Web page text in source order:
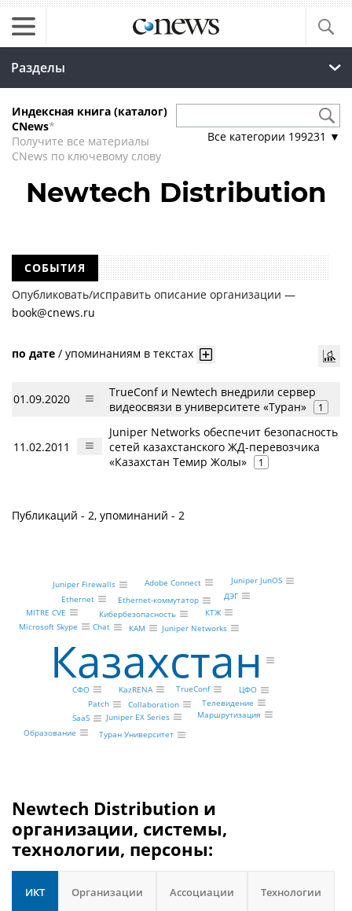
Разделы
Индексная книга (каталог)
CNews*
Получите все материалы
CNews по ключевому слову
Все категории 199231 ▼
Newtech Distribution
СОБЫТИЯ
Опубликовать/исправить описание организации —
book@cnews.ru
по дате / упоминаниям в текстах
01.09.2020
TrueConf и Newtech внедрили сервер
видеосвязи в университете «Туран»
1
11.02.2011
Juniper Networks обеспечит безопасность
сетей казахстанского ЖД-перевозчика
«Казахстан Темир Жолы»
1
Публикаций - 2, упоминаний - 2
Казахстан
KazRENA
Juniper Networks
TrueConf
КТЖ
КАМ
Кибербезопасность
ДЭГ
Patch Collaboration
Ethernet-коммутатор
Chat
Телевидение
Маршрутизация
Ethernet
SaaS
Juniper JunOS
Adobe Connect
Juniper EX Series
Juniper Firewalls
MITRE CVE
Microsoft Skype
СФО ЦФО
Образование Туран Университет
Newtech Distribution и
организации, системы,
технологии, персоны:
ИКТ Организации Ассоциации Технологии